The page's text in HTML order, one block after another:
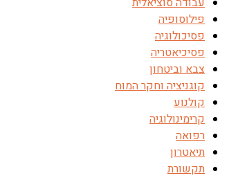
פילוסופיה
פסיכולוגיה
פסיכיאטריה
צבא וביטחון
קוגניציה וחקר המוח
קולנוע
קרימינולוגיה
רפואה
תיאטרון
תקשורת